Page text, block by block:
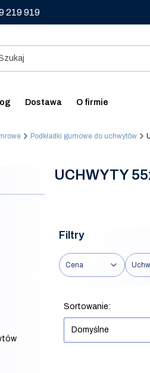
219 919
Dostawa O firmie
Podkładki gumowe do uchwytów
UCHWYTY
Filtry
Cena
Lista
Sortowanie:
Domyślne